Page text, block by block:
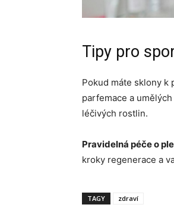
Tipy pro
Pokud máte sklony k
parfemace a
léčivých rostlin.
Pravidelná péče o
kroky regenerace a
TAGY zdraví